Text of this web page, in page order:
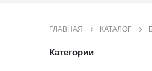
ГЛАВНАЯ КАТАЛОГ
Категории